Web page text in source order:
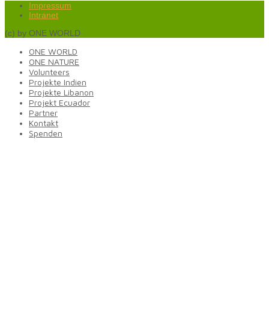
Impressum
Intranet
(c) by ONE WORLD
ONE WORLD
ONE NATURE
Volunteers
Projekte Indien
Projekte Libanon
Projekt Ecuador
Partner
Kontakt
Spenden